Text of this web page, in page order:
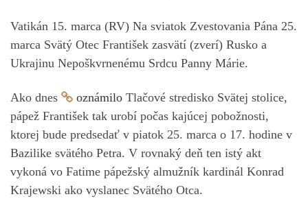
Vatikán 15. marca (RV) Na sviatok Zvestovania Pána 25.
marca Svätý Otec František zasvätí (zverí) Rusko a
Ukrajinu Nepoškvrnenému Srdcu Panny Márie.
Ako dnes oznámilo Tlačové stredisko Svätej stolice,
pápež František tak urobí počas kajúcej pobožnosti,
ktorej bude predsedať v piatok 25. marca o 17. hodine v
Bazilike svätého Petra. V rovnaký deň ten istý akt
vykoná vo Fatime pápežský almužník kardinál Konrad
Krajewski ako vyslanec Svätého Otca.